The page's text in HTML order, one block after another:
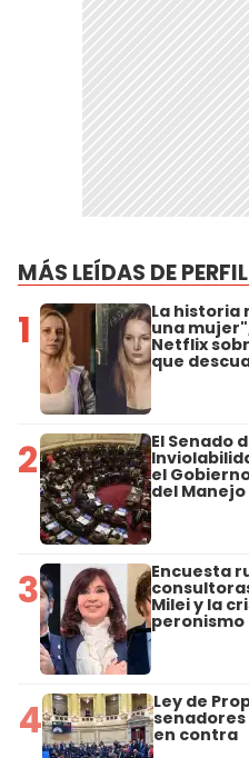
MÁS LEÍDAS DE PERFIL
1 La historia
una
Netflix
que
2 El Senado
el
del
3 Encuesta
Milei y la
peronismo
4 Ley de
en contra